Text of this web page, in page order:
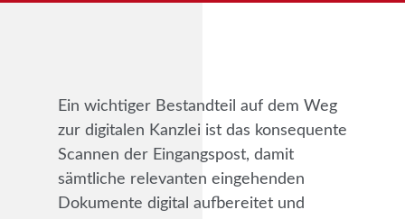
Ein wichtiger Bestandteil auf dem Weg
zur digitalen Kanzlei ist das konsequente
Scannen der Eingangspost, damit
sämtliche relevanten eingehenden
Dokumente digital aufbereitet und